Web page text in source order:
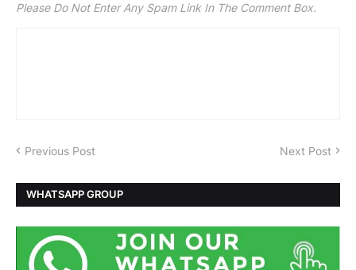
Please Do Not Enter Any Spam Link In The Comment Box.
Previous Post Next Post
WHATSAPP GROUP